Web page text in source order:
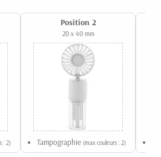
: 2)
Position 2
20 x 40 mm
Tampographie (max couleurs : 2)